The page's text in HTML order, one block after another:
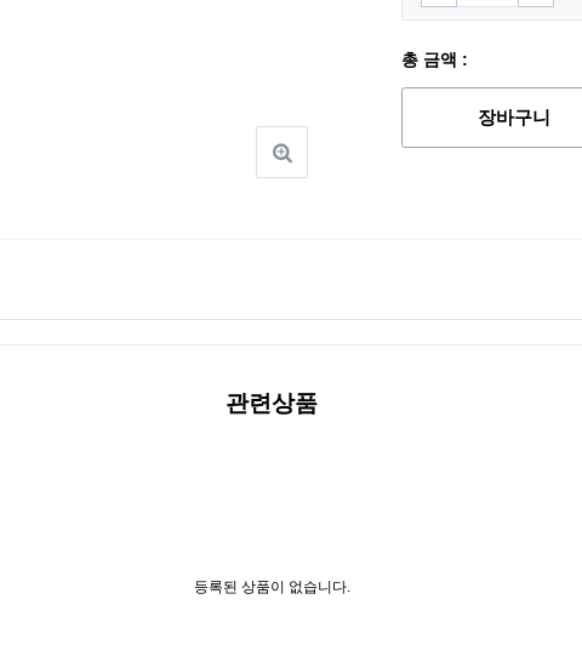
총 금액 :
장바구니
관련상품
등록된 상품이 없습니다.